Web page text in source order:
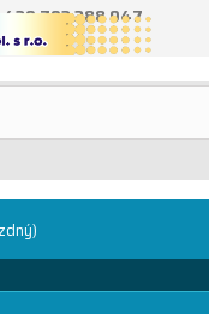
+420 702 288 047